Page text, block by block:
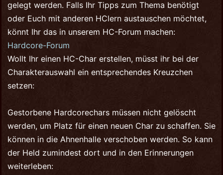
gelegt werden. Falls Ihr Tipps zum Thema benötigt
oder Euch mit anderen HClern austauschen möchtet,
könnt Ihr das in unserem HC-Forum machen:
Hardcore-Forum
Wollt Ihr einen HC-Char erstellen, müsst ihr bei der
Charakterauswahl ein entsprechendes Kreuzchen
setzen:
Gestorbene Hardcorechars müssen nicht gelöscht
werden, um Platz für einen neuen Char zu schaffen. Sie
können in die Ahnenhalle verschoben werden. So kann
der Held zumindest dort und in den Erinnerungen
weiterleben: